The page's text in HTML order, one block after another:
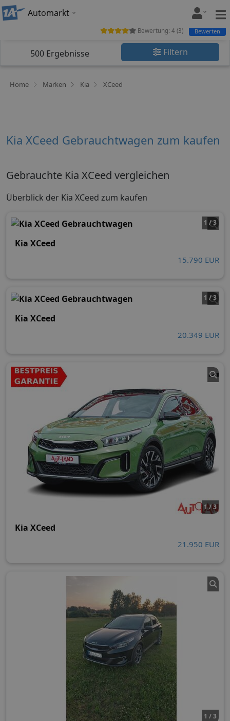
Automarkt
500 Ergebnisse Filtern
Home Marken Kia XCeed
Bewertung: 4 (3) Bewerten
Kia XCeed Gebrauchtwagen zum kaufen
Gebrauchte Kia XCeed vergleichen
Überblick der Kia XCeed zum kaufen
1 / 3
Kia XCeed
15.790 EUR
1 / 3
Kia XCeed
20.349 EUR
1 / 3
Kia XCeed
21.950 EUR
1 / 3